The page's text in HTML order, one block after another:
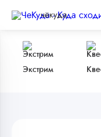
чёкуда
Экстрим